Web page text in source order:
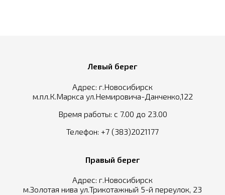
Левый берег
Адрес: г.Новосибирск
м.пл.К.Маркса ул.Немировича-Данченко,122
Время работы: с 7.00 до 23.00
Телефон: +7 (383)2021177
Правый берег
Адрес: г.Новосибирск
м.Золотая нива ул.Трикотажный 5-й переулок, 23